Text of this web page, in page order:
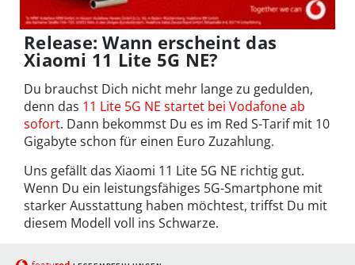
Release: Wann erscheint das
Xiaomi 11 Lite 5G NE?
Du brauchst Dich nicht mehr lange zu gedulden,
denn das 11 Lite 5G NE startet bei Vodafone ab
sofort. Dann bekommst Du es im Red S-Tarif mit 10
Gigabyte schon für einen Euro Zuzahlung.
Uns gefällt das Xiaomi 11 Lite 5G NE richtig gut.
Wenn Du ein leistungsfähiges 5G-Smartphone mit
starker Ausstattung haben möchtest, triffst Du mit
diesem Modell voll ins Schwarze.